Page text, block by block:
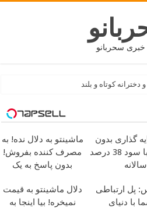
سحربانو
دخترانه کوتاه و بلند
گذاری بدون
ریسک با سود 38 درصد
سالانه
ماشینتو به دلال نده! به
مصرف کننده بفروش!
بدون پاسخ به یک
پل ارتباطی
با دنیای
دلال ماشینتو به قیمت
نمیخره! بیا اینجا به